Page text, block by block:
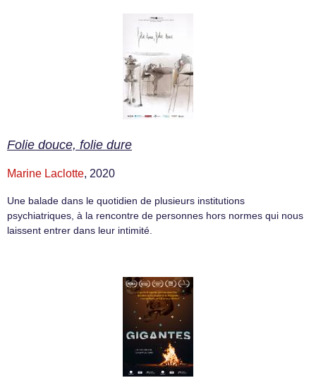
Folie douce, folie dure
Marine Laclotte, 2020
Une balade dans le quotidien de plusieurs institutions
psychiatriques, à la rencontre de personnes hors normes qui nous
laissent entrer dans leur intimité.